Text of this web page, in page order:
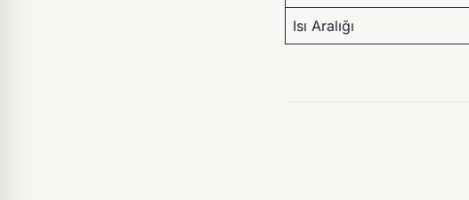
Isı Aralığı